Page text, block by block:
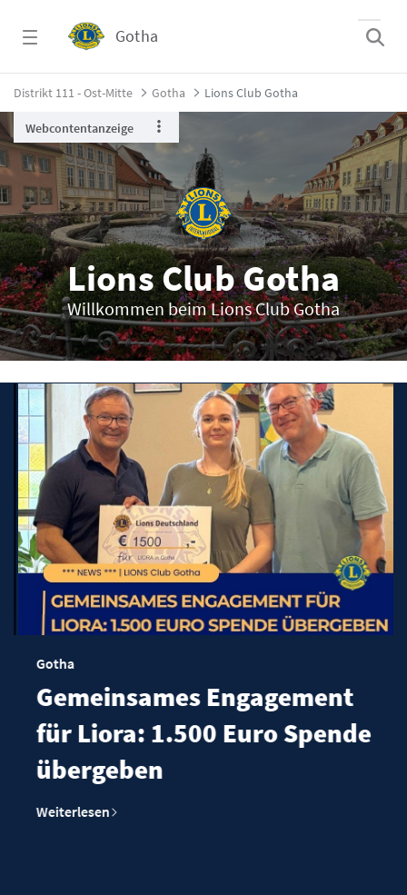
Gotha
Lions Club Gotha - Gotha
Distrikt 111 - Ost-Mitte Gotha Lions Club Gotha
Webcontentanzeige
Lions Club Gotha
Willkommen beim Lions Club Gotha
Gotha
Gemeinsames Engagement
für Liora: 1.500 Euro Spende
übergeben
Weiterlesen